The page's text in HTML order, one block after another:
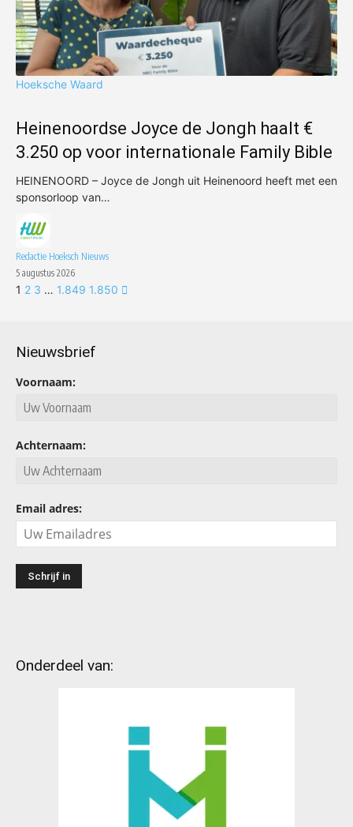
Hoeksche Waard
Heinenoordse Joyce de Jongh haalt €
3.250 op voor internationale Family Bible
HEINENOORD – Joyce de Jongh uit Heinenoord heeft met een
sponsorloop van…
Redactie Hoeksch Nieuws
5 augustus 2026
1 2 3 … 1.849 1.850
Nieuwsbrief
Voornaam:
Achternaam:
Email adres:
Onderdeel van: